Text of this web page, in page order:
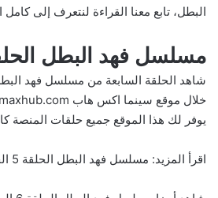
البطل، تابع معنا القراءة لنتعرف إلى كامل
مسلسل فهد البطل الحلقة 7
شاهد الحلقة السابعة من مسلسل فهد
خلال موقع سينما اكس هاب
يوفر لك هذا الموقع جميع حلقات المنصة
اقرأ المزيد: مسلسل فهد البطل الحلقة 5 الخامسة